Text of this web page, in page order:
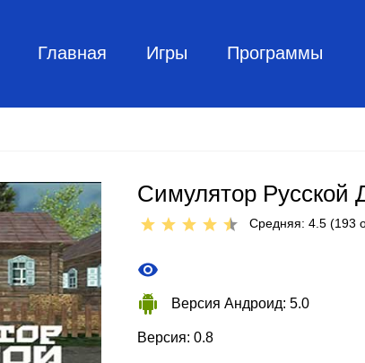
Главная Игры Программы
Симулятор Русской
Средняя: 4.5 (193
Версия Андроид: 5.0
Версия: 0.8